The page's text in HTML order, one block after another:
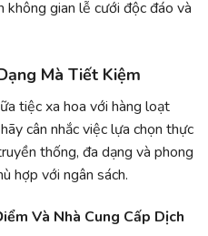
không gian lễ cưới độc đáo và
Mà Tiết Kiệm
tiệc xa hoa với hàng loạt
cân nhắc việc lựa chọn thực
thống, đa dạng và phong
hợp với ngân sách.
Và Nhà Cung Cấp Dịch